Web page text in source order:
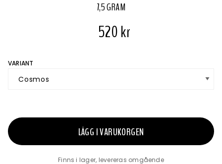
7,5 GRAM
520 kr
VARIANT
LÄGG I VARUKORGEN
Finns i lager, levereras omgående